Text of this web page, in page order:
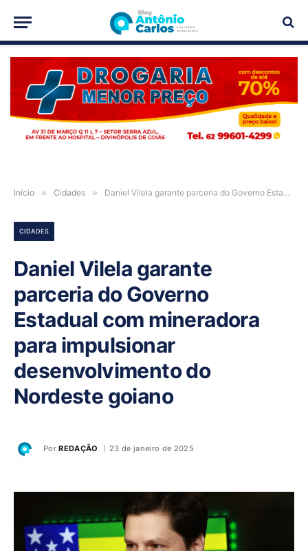
PUBLICIDADE
Início » Cidades » Daniel Vilela garante parceria do Governo Estadual com mineradora para impulsionar desenvolvimento do Nordeste goiano
CIDADES
Daniel Vilela garante
parceria do Governo
Estadual com mineradora
para impulsionar
desenvolvimento do
Nordeste goiano
Por REDAÇÃO 23 de janeiro de 2025